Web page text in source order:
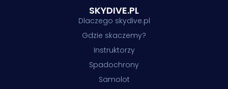
SKYDIVE.PL
Dlaczego skydive.pl
Gdzie skaczemy?
Instruktorzy
Spadochrony
Samolot